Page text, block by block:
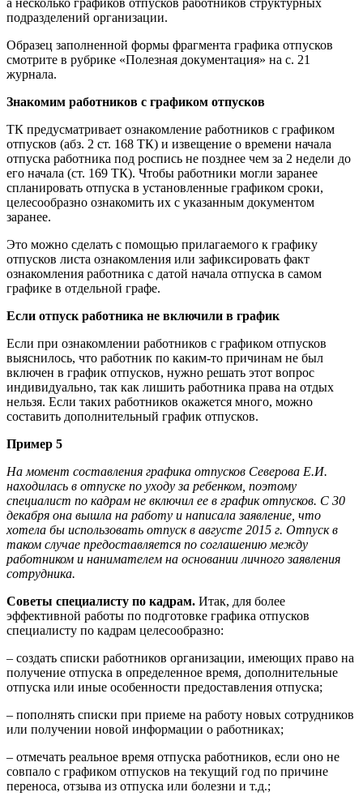
подразделений организации.
Образец заполненной формы фрагмента графика отпусков
смотрите в рубрике «Полезная документация» на с. 21
журнала.
Знакомим работников с графиком отпусков
ТК предусматривает ознакомление работников с графиком
отпусков (абз. 2 ст. 168 ТК) и извещение о времени начала
отпуска работника под роспись не позднее чем за 2 недели до
его начала (ст. 169 ТК). Чтобы работники могли заранее
спланировать отпуска в установленные графиком сроки,
целесообразно ознакомить их с указанным документом
заранее.
Это можно сделать с помощью прилагаемого к графику
отпусков листа ознакомления или зафиксировать факт
ознакомления работника с датой начала отпуска в самом
графике в отдельной графе.
Если отпуск работника не включили в график
Если при ознакомлении работников с графиком отпусков
выяснилось, что работник по каким-то причинам не был
включен в график отпусков, нужно решать этот вопрос
индивидуально, так как лишить работника права на отдых
нельзя. Если таких работников окажется много, можно
составить дополнительный график отпусков.
Пример 5
На момент составления графика отпусков Северова Е.И.
находилась в отпуске по уходу за ребенком, поэтому
специалист по кадрам не включил ее в график отпусков. С 30
декабря она вышла на работу и написала заявление, что
хотела бы использовать отпуск в августе 2015 г. Отпуск в
таком случае предоставляется по соглашению между
работником и нанимателем на основании личного заявления
сотрудника.
Советы специалисту по кадрам. Итак, для более
эффективной работы по подготовке графика отпусков
специалисту по кадрам целесообразно:
– создать списки работников организации, имеющих право на
получение отпуска в определенное время, дополнительные
отпуска или иные особенности предоставления отпуска;
– пополнять списки при приеме на работу новых сотрудников
или получении новой информации о работниках;
– отмечать реальное время отпуска работников, если оно не
совпало с графиком отпусков на текущий год по причине
переноса, отзыва из отпуска или болезни и т.д.;